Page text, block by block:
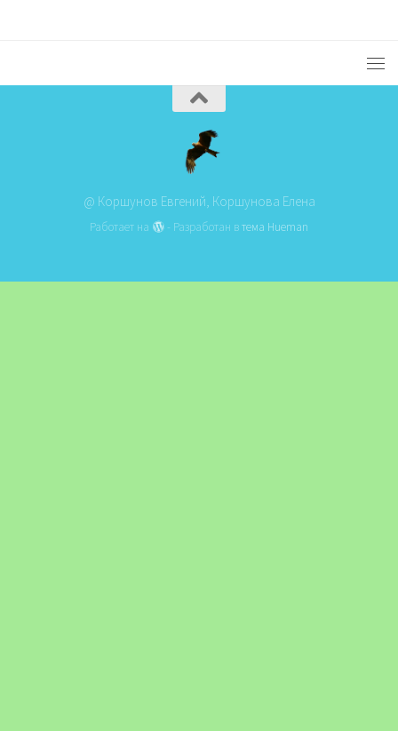
@ Коршунов Евгений, Коршунова Елена
Работает на - Разработан втема Hueman